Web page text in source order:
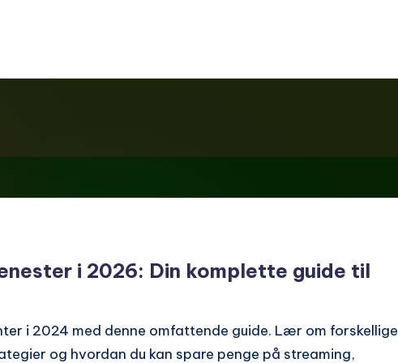
i 2026: Din komplette guide til
i 2024 med denne omfattende guide. Lær om forskellige
og hvordan du kan spare penge på streaming,